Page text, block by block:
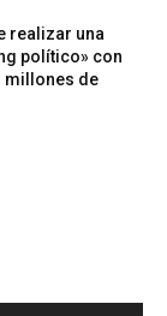
realizar una
político» con
millones de